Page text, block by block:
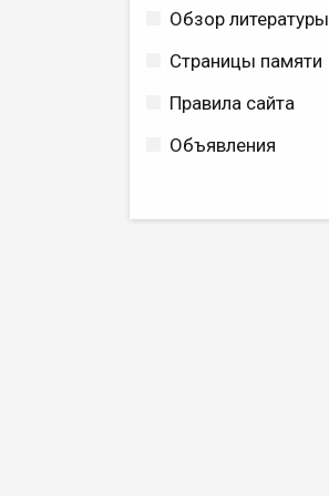
Обзор литературы
Страницы памяти
Правила сайта
Объявления